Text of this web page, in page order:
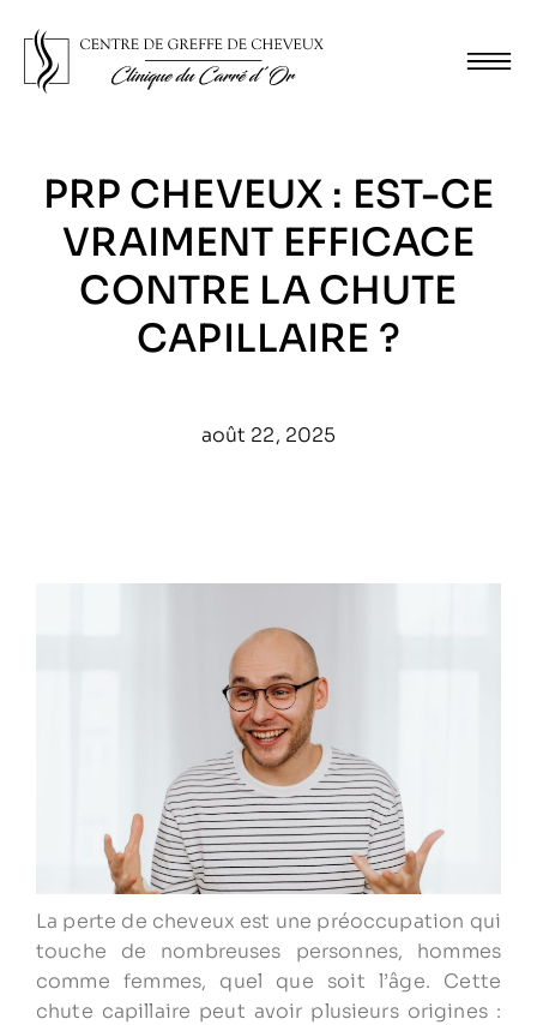
PRP CHEVEUX : EST-CE
VRAIMENT EFFICACE
CONTRE LA CHUTE
CAPILLAIRE ?
août 22, 2025
La perte de cheveux est une préoccupation qui
touche de nombreuses personnes, hommes
comme femmes, quel que soit l’âge. Cette
chute capillaire peut avoir plusieurs origines :